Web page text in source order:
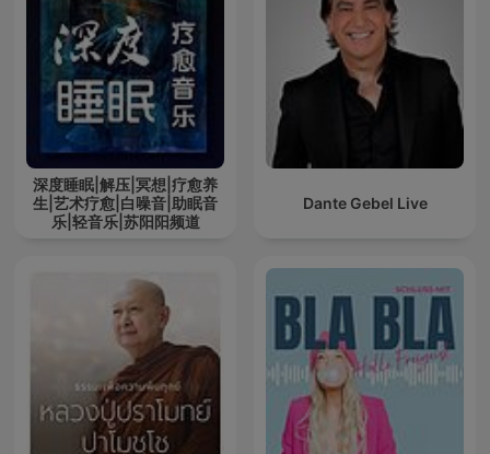
深度睡眠|解压|冥想|疗愈养
生|艺术疗愈|白噪音|助眠音
乐|轻音乐|苏阳阳频道
Dante Gebel Live